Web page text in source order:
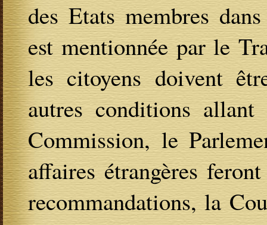
des Etats membres
est mentionnée par le
les citoyens doivent
autres conditions
Commission, le
affaires étrangères
recommandations, la